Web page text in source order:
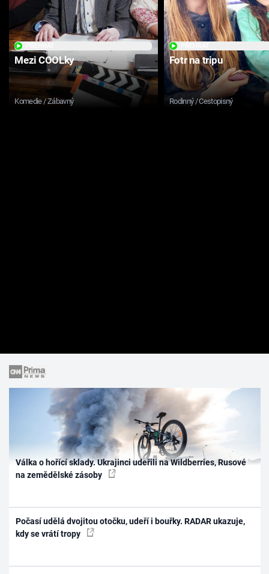
Mezi COOLky
Komedie / Zábavný
Fotr na tripu
Rodinný / Cestopisný
Válka o hořící sklady. Ukrajinci udeřili na Wildberries, Rusové
na zemědělské zásoby
Počasí udělá dvojitou otočku, udeří i bouřky. RADAR ukazuje,
kdy se vrátí tropy